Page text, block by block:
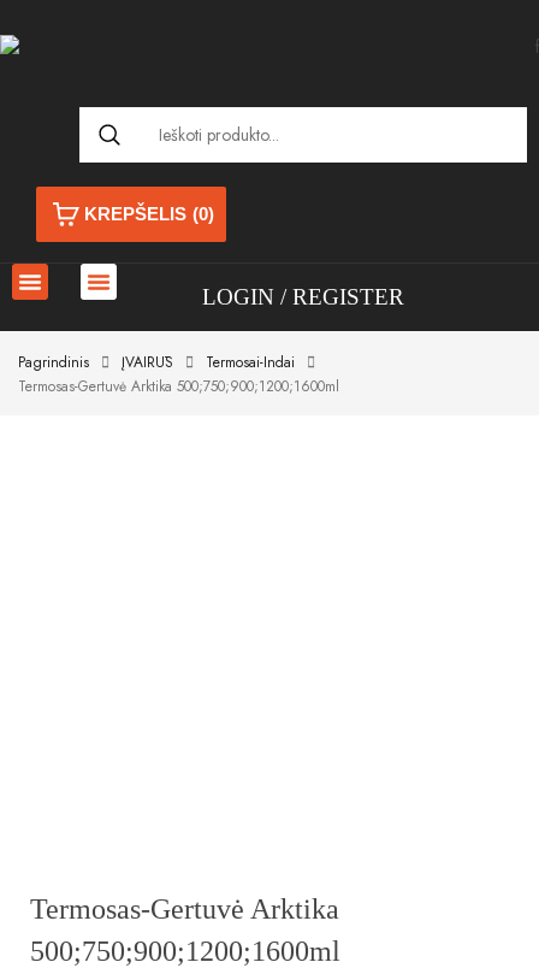
KREPŠELIS (0)
LOGIN REGISTER
Pagrindinis ĮVAIRŪS
Termosai-Indai
Termosas-Gertuvė Arktika 500;750;900;1200;1600ml
Termosas-Gertuvė Arktika
500;750;900;1200;1600ml